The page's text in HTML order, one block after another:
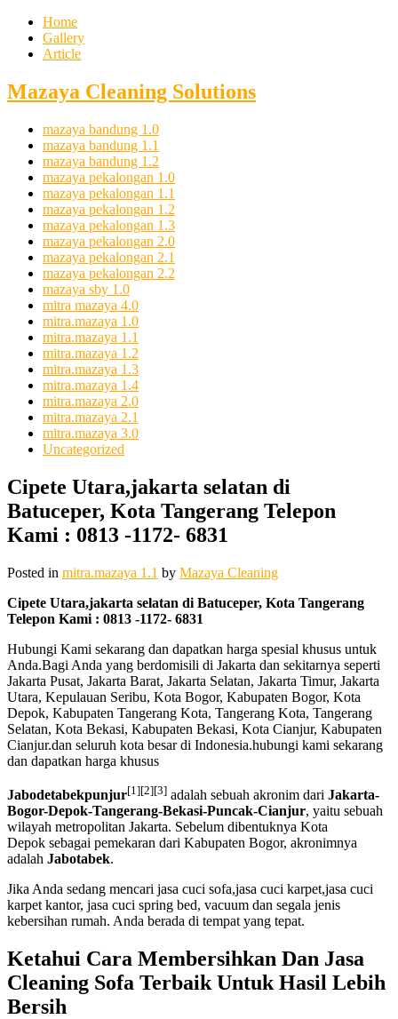
Home
Gallery
Article
Mazaya Cleaning Solutions
mazaya bandung 1.0
mazaya bandung 1.1
mazaya bandung 1.2
mazaya pekalongan 1.0
mazaya pekalongan 1.1
mazaya pekalongan 1.2
mazaya pekalongan 1.3
mazaya pekalongan 2.0
mazaya pekalongan 2.1
mazaya pekalongan 2.2
mazaya sby 1.0
mitra mazaya 4.0
mitra.mazaya 1.0
mitra.mazaya 1.1
mitra.mazaya 1.2
mitra.mazaya 1.3
mitra.mazaya 1.4
mitra.mazaya 2.0
mitra.mazaya 2.1
mitra.mazaya 3.0
Uncategorized
Cipete Utara,jakarta selatan di
Batuceper, Kota Tangerang Telepon
Kami : 0813 -1172- 6831
Posted in mitra.mazaya 1.1 by Mazaya Cleaning
Cipete Utara,jakarta selatan di Batuceper, Kota Tangerang
Telepon Kami : 0813 -1172- 6831
Hubungi Kami sekarang dan dapatkan harga spesial khusus untuk
Anda.Bagi Anda yang berdomisili di Jakarta dan sekitarnya seperti
Jakarta Pusat, Jakarta Barat, Jakarta Selatan, Jakarta Timur, Jakarta
Utara, Kepulauan Seribu, Kota Bogor, Kabupaten Bogor, Kota
Depok, Kabupaten Tangerang Kota, Tangerang Kota, Tangerang
Selatan, Kota Bekasi, Kabupaten Bekasi, Kota Cianjur, Kabupaten
Cianjur.dan seluruh kota besar di Indonesia.hubungi kami sekarang
dan dapatkan harga khusus
Jabodetabekpunjur[1][2][3] adalah sebuah akronim dari Jakarta-
Bogor-Depok-Tangerang-Bekasi-Puncak-Cianjur, yaitu sebuah
wilayah metropolitan Jakarta. Sebelum dibentuknya Kota
Depok sebagai pemekaran dari Kabupaten Bogor, akronimnya
adalah Jabotabek.
Jika Anda sedang mencari jasa cuci sofa,jasa cuci karpet,jasa cuci
karpet kantor, jasa cuci spring bed, vacuum dan segala jenis
kebersihan rumah. Anda berada di tempat yang tepat.
Ketahui Cara Membersihkan Dan Jasa
Cleaning Sofa Terbaik Untuk Hasil Lebih
Bersih